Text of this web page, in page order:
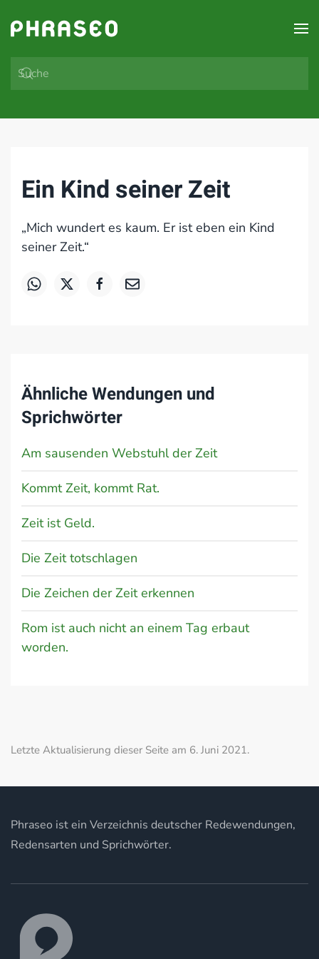
Zum Hauptinhalt springen
Ein Kind seiner Zeit
„Mich wundert es kaum. Er ist eben ein Kind
seiner Zeit.“
Ähnliche Wendungen und
Sprichwörter
Am sausenden Webstuhl der Zeit
Kommt Zeit, kommt Rat.
Zeit ist Geld.
Die Zeit totschlagen
Die Zeichen der Zeit erkennen
Rom ist auch nicht an einem Tag erbaut
worden.
Letzte Aktualisierung dieser Seite am 6. Juni 2021.
Phraseo ist ein Verzeichnis deutscher Redewendungen,
Redensarten und Sprichwörter.